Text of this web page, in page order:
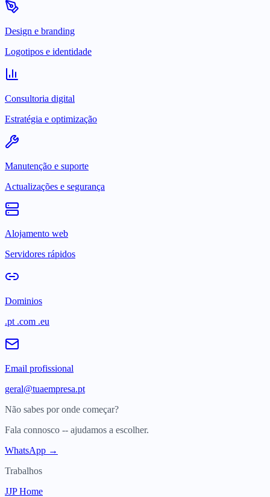
Design e branding
Logotipos e identidade
Consultoria digital
Estratégia e optimização
Manutenção e suporte
Actualizações e segurança
Alojamento web
Servidores rápidos
Dominios
.pt .com .eu
Email profissional
geral@tuaempresa.pt
Não sabes por onde começar?
Fala connosco -- ajudamos a escolher.
WhatsApp →
Trabalhos
JJP Home